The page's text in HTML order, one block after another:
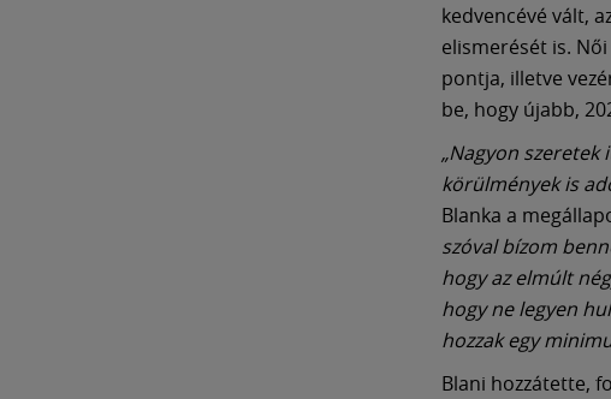
kedvencévé vált,
elismerését is.
pontja, illetve
be, hogy újabb,
„Nagyon
körülmények is
Blanka a
szóval bízom
hogy az elmúlt
hogy ne legyen
hozzak egy
Blani hozzátette,